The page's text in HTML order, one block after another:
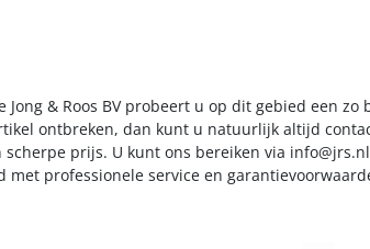
& Roos BV probeert u op dit gebied een zo
ontbreken, dan kunt u natuurlijk altijd
prijs. U kunt ons bereiken via info@jrs.nl
professionele service en